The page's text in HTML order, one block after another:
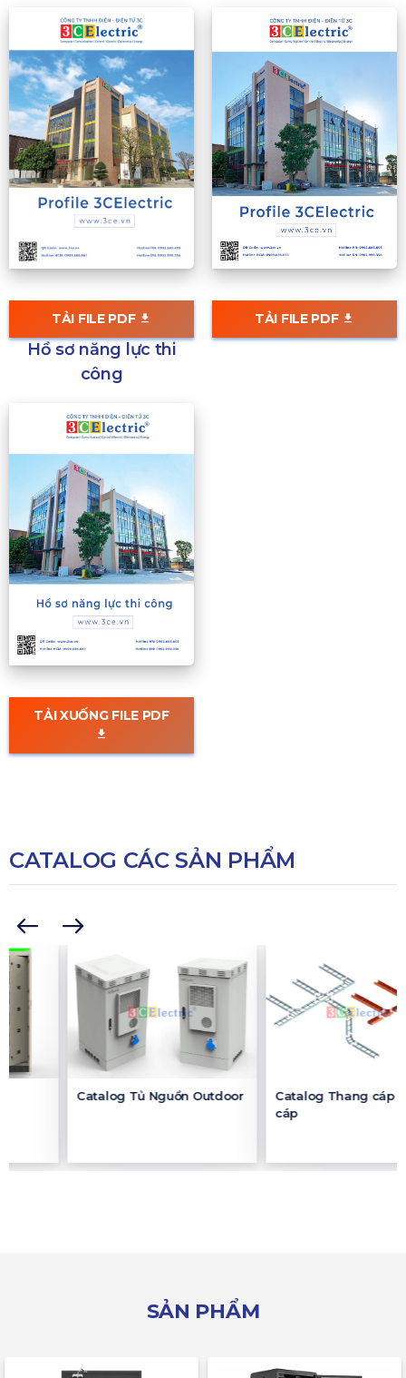
TẢI FILE PDF TẢI FILE PDF
Hồ sơ năng lực thi
công
TẢI XUỐNG FILE PDF
CATALOG CÁC SẢN PHẨM
Catalog Tủ Nguồn Outdoor
Catalog Thang cáp – Máng
SẢN PHẨM